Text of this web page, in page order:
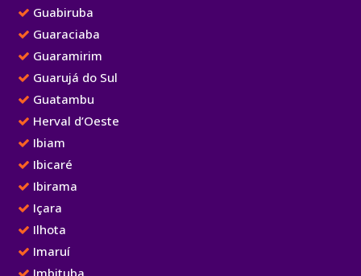
Guabiruba
Guaraciaba
Guaramirim
Guarujá do Sul
Guatambu
Herval d’Oeste
Ibiam
Ibicaré
Ibirama
Içara
Ilhota
Imaruí